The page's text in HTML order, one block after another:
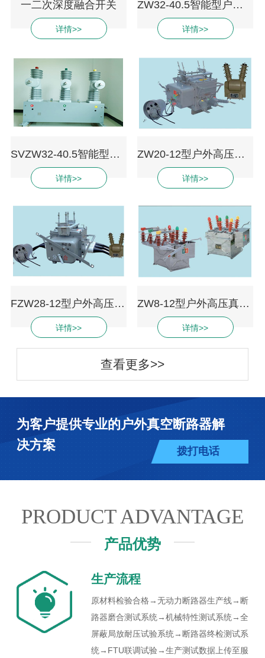
一二次深度融合开关
详情>>
ZW32-40.5智能型户外真空断路器
详情>>
SVZW32-40.5智能型户外真空断路器
详情>>
ZW20-12型户外高压真空断路器
详情>>
FZW28-12型户外高压分界负荷开关
详情>>
ZW8-12型户外高压真空断路器
详情>>
查看更多>>
为客户提供专业的户外真空断路器解
决方案
拨打电话
PRODUCT ADVANTAGE
产品优势
生产流程
原材料检验合格→无动力断路器生产线→断
路器磨合测试系统→机械特性测试系统→全
屏蔽局放耐压试验系统→断路器终检测试系
统→FTU联调试验→生产测试数据上传至服